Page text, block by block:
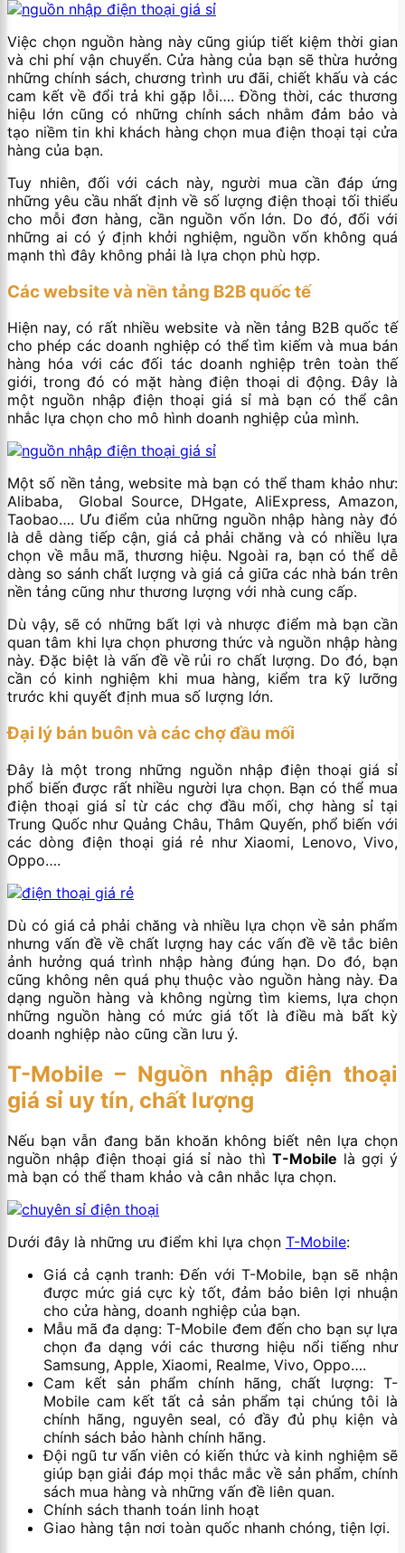
Việc chọn nguồn hàng này cũng giúp tiết kiệm thời gian
và chi phí vận chuyển. Cửa hàng của bạn sẽ thừa hưởng
những chính sách, chương trình ưu đãi, chiết khấu và các
cam kết về đổi trả khi gặp lỗi…. Đồng thời, các thương
hiệu lớn cũng có những chính sách nhằm đảm bảo và
tạo niềm tin khi khách hàng chọn mua điện thoại tại cửa
hàng của bạn.
Tuy nhiên, đối với cách này, người mua cần đáp ứng
những yêu cầu nhất định về số lượng điện thoại tối thiểu
cho mỗi đơn hàng, cần nguồn vốn lớn. Do đó, đối với
những ai có ý định khởi nghiệm, nguồn vốn không quá
mạnh thì đây không phải là lựa chọn phù hợp.
Các website và nền tảng B2B quốc tế
Hiện nay, có rất nhiều website và nền tảng B2B quốc tế
cho phép các doanh nghiệp có thể tìm kiếm và mua bán
hàng hóa với các đối tác doanh nghiệp trên toàn thế
giới, trong đó có mặt hàng điện thoại di động. Đây là
một nguồn nhập điện thoại giá sỉ mà bạn có thể cân
nhắc lựa chọn cho mô hình doanh nghiệp của mình.
Một số nền tảng, website mà bạn có thể tham khảo như:
Alibaba, Global Source, DHgate, AliExpress, Amazon,
Taobao…. Ưu điểm của những nguồn nhập hàng này đó
là dễ dàng tiếp cận, giá cả phải chăng và có nhiều lựa
chọn về mẫu mã, thương hiệu. Ngoài ra, bạn có thể dễ
dàng so sánh chất lượng và giá cả giữa các nhà bán trên
nền tảng cũng như thương lượng với nhà cung cấp.
Dù vậy, sẽ có những bất lợi và nhược điểm mà bạn cần
quan tâm khi lựa chọn phương thức và nguồn nhập hàng
này. Đặc biệt là vấn đề về rủi ro chất lượng. Do đó, bạn
cần có kinh nghiệm khi mua hàng, kiểm tra kỹ lưỡng
trước khi quyết định mua số lượng lớn.
Đại lý bán buôn và các chợ đầu mối
Đây là một trong những nguồn nhập điện thoại giá sỉ
phổ biến được rất nhiều người lựa chọn. Bạn có thể mua
điện thoại giá sỉ từ các chợ đầu mối, chợ hàng sỉ tại
Trung Quốc như Quảng Châu, Thâm Quyến, phổ biến với
các dòng điện thoại giá rẻ như Xiaomi, Lenovo, Vivo,
Oppo….
Dù có giá cả phải chăng và nhiều lựa chọn về sản phẩm
nhưng vấn đề về chất lượng hay các vấn đề về tắc biên
ảnh hưởng quá trình nhập hàng đúng hạn. Do đó, bạn
cũng không nên quá phụ thuộc vào nguồn hàng này. Đa
dạng nguồn hàng và không ngừng tìm kiems, lựa chọn
những nguồn hàng có mức giá tốt là điều mà bất kỳ
doanh nghiệp nào cũng cần lưu ý.
T-Mobile – Nguồn nhập điện thoại
giá sỉ uy tín, chất lượng
Nếu bạn vẫn đang băn khoăn không biết nên lựa chọn
nguồn nhập điện thoại giá sỉ nào thì T-Mobile là gợi ý
mà bạn có thể tham khảo và cân nhắc lựa chọn.
Dưới đây là những ưu điểm khi lựa chọn T-Mobile:
Giá cả cạnh tranh: Đến với T-Mobile, bạn sẽ nhận
được mức giá cực kỳ tốt, đảm bảo biên lợi nhuận
cho cửa hàng, doanh nghiệp của bạn.
Mẫu mã đa dạng: T-Mobile đem đến cho bạn sự lựa
chọn đa dạng với các thương hiệu nổi tiếng như
Samsung, Apple, Xiaomi, Realme, Vivo, Oppo….
Cam kết sản phẩm chính hãng, chất lượng: T-
Mobile cam kết tất cả sản phẩm tại chúng tôi là
chính hãng, nguyên seal, có đầy đủ phụ kiện và
chính sách bảo hành chính hãng.
Đội ngũ tư vấn viên có kiến thức và kinh nghiệm sẽ
giúp bạn giải đáp mọi thắc mắc về sản phẩm, chính
sách mua hàng và những vấn đề liên quan.
Chính sách thanh toán linh hoạt
Giao hàng tận nơi toàn quốc nhanh chóng, tiện lợi.